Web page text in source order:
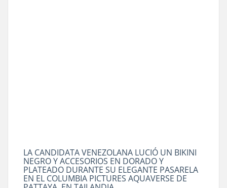
LA CANDIDATA VENEZOLANA LUCIÓ UN BIKINI
NEGRO Y ACCESORIOS EN DORADO Y
PLATEADO DURANTE SU ELEGANTE PASARELA
EN EL COLUMBIA PICTURES AQUAVERSE DE